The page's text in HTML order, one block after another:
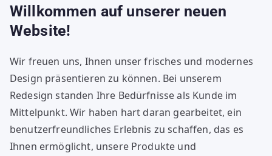
Willkommen auf unserer neuen
Website!
Wir freuen uns, Ihnen unser frisches und modernes
Design präsentieren zu können. Bei unserem
Redesign standen Ihre Bedürfnisse als Kunde im
Mittelpunkt. Wir haben hart daran gearbeitet, ein
benutzerfreundliches Erlebnis zu schaffen, das es
Ihnen ermöglicht, unsere Produkte und